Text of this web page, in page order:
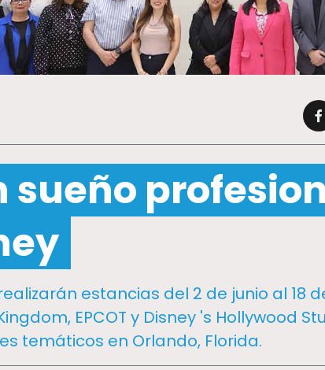
sueño
estancias del 2 de junio al 18
EPCOT y Disney 's Hollywood
temáticos en Orlando, Florida.